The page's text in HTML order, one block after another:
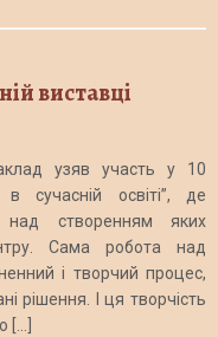
виставці
узяв участь у 10
в сучасній освіті”, де
над створенням яких
Сама робота над
і творчий процес,
рішення. І ця творчість
[…]